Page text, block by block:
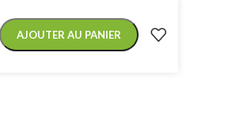
AJOUTER AU PANIER